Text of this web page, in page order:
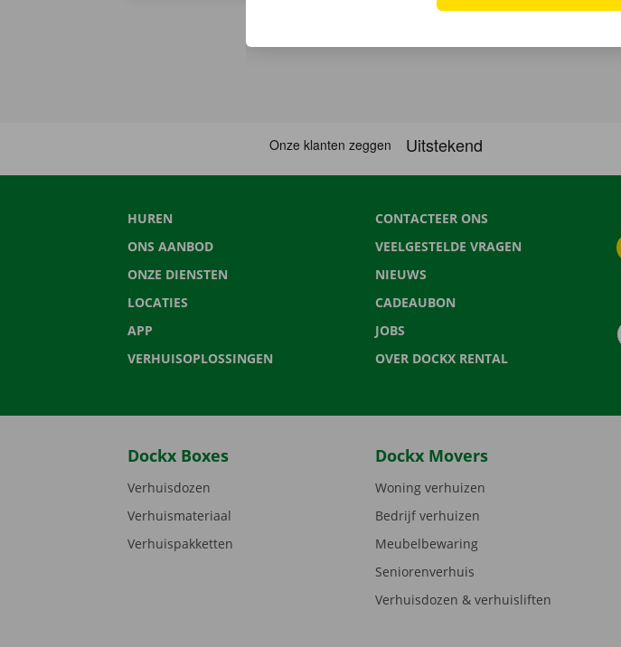
HUREN
ONS AANBOD
ONZE DIENSTEN
LOCATIES
APP
VERHUISOPLOSSINGEN
CONTACTEER ONS
VEELGESTELDE VRAGEN
NIEUWS
CADEAUBON
JOBS
OVER DOCKX RENTAL
Dockx Boxes
Verhuisdozen
Verhuismateriaal
Verhuispakketten
Dockx Movers
Woning verhuizen
Bedrijf verhuizen
Meubelbewaring
Seniorenverhuis
Verhuisdozen & verhuisliften